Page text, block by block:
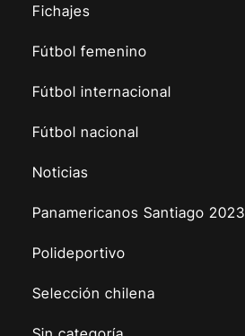
Fichajes
Fútbol femenino
Fútbol internacional
Fútbol nacional
Noticias
Panamericanos Santiago 2023
Polideportivo
Selección chilena